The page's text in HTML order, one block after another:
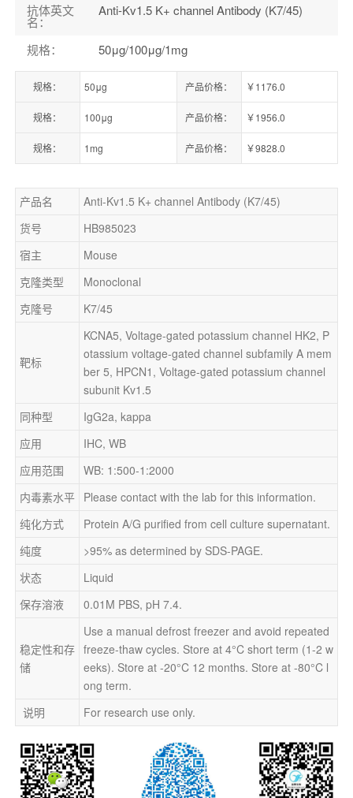
抗体英文
名：
Anti-Kv1.5 K+ channel Antibody (K7/45)
规格： 50μg/100μg/1mg
规格： 50μg 产品价格： ￥1176.0
规格： 100μg 产品价格： ￥1956.0
规格： 1mg 产品价格： ￥9828.0
产品名
Anti-Kv1.5 K+ channel Antibody (K7/45)
货号
HB985023
宿主
Mouse
克隆类型
Monoclonal
克隆号
K7/45
靶标
KCNA5, Voltage-gated potassium channel HK2, P
otassium voltage-gated channel subfamily A mem
ber 5, HPCN1, Voltage-gated potassium channel
subunit Kv1.5
同种型
IgG2a, kappa
应用
IHC, WB
应用范围
WB: 1:500-1:2000
内毒素水平
Please contact with the lab for this information.
纯化方式
Protein A/G purified from cell culture supernatant.
纯度
>95% as determined by SDS-PAGE.
状态
Liquid
保存溶液
0.01M PBS, pH 7.4.
稳定性和存
储
Use a manual defrost freezer and avoid repeated
freeze-thaw cycles. Store at 4°C short term (1-2 w
eeks). Store at -20°C 12 months. Store at -80°C l
ong term.
说明
For research use only.